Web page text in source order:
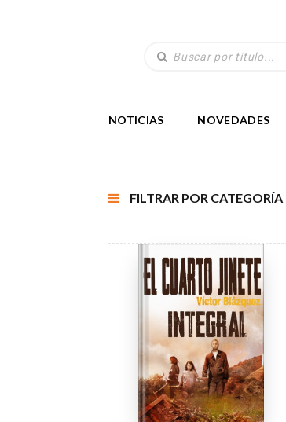
NOTICIAS NOVEDADES
FILTRAR POR CATEGORÍA